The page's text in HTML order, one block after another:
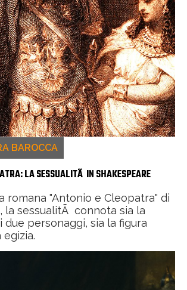
BAROCCA
LA SESSUALITÃ IN SHAKESPEARE
romana "Antonio e Cleopatra" di
la sessualitÃ connota sia la
due personaggi, sia la figura